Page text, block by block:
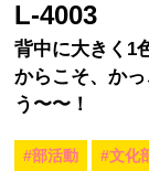
L-4003
背中に大きく1
からこそ、か
う〜〜！
#部活動 #文化